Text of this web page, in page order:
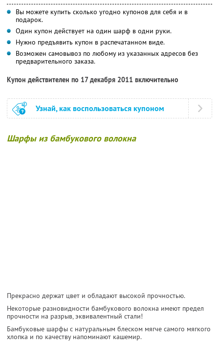
Вы можете купить сколько угодно купонов для себя и в
подарок.
Один купон действует на один шарф в одни руки.
Нужно предъявить купон в распечатанном виде.
Возможен самовывоз по любому из указанных адресов без
предварительного заказа.
Купон действителен по 17 декабря 2011 включительно
Узнай, как воспользоваться купоном
Шарфы из бамбукового волокна
Прекрасно держат цвет и обладают высокой прочностью.
Некоторые разновидности бамбукового волокна имеют предел
прочности на разрыв, эквивалентный стали!
Бамбуковые шарфы с натуральным блеском мягче самого мягкого
хлопка и по качеству напоминают кашемир.